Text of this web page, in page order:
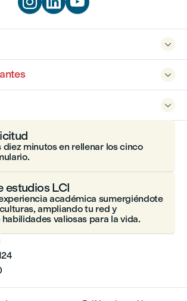



diez minutos en rellenar los cinco
estudios LCI
académica sumergiéndote
ampliando tu red y
valiosas para la vida.